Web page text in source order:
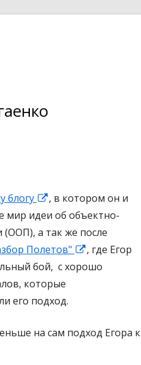
блогу
О
т
к
р
ы
в
а
т
, в котором он и
мир идеи об объектно-
а так же после
Полетов"
О
т
в
, где Егор
бой, с хорошо
которые
его подход.
на сам подход Егора к